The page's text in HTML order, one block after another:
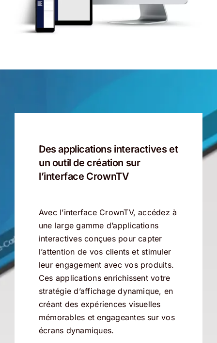
Des applications interactives et
un outil de création sur
l’interface CrownTV
Avec l’interface CrownTV, accédez à
une large gamme d’applications
interactives conçues pour capter
l’attention de vos clients et stimuler
leur engagement avec vos produits.
Ces applications enrichissent votre
stratégie d’affichage dynamique, en
créant des expériences visuelles
mémorables et engageantes sur vos
écrans dynamiques.